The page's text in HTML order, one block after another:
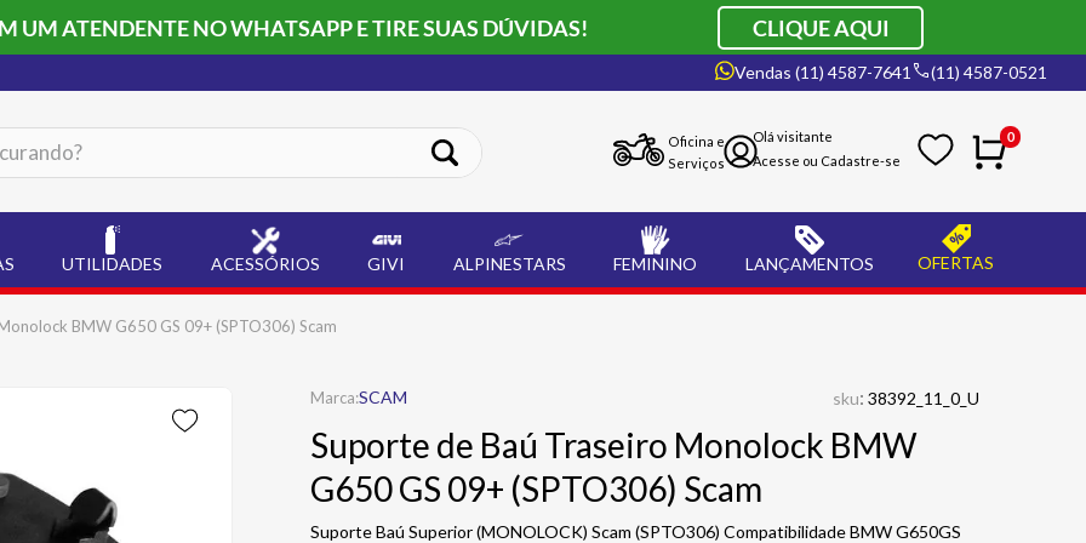
UM ATENDENTE NO WHATSAPP E TIRE SUAS DÚVIDAS! CLIQUE AQUI
Vendas (11) 4587-7641 (11) 4587-0521
Oficina e
Serviços
0
UTILIDADES ACESSÓRIOS GIVI ALPINESTARS FEMININO LANÇAMENTOS OFERTAS
BMW G650 GS 09+ (SPTO306) Scam
SCAM sku: 38392_11_0_U
Suporte de Baú Traseiro Monolock BMW
G650 GS 09+ (SPTO306) Scam
Suporte Baú Superior (MONOLOCK) Scam (SPTO306) Compatibilidade BMW G650GS